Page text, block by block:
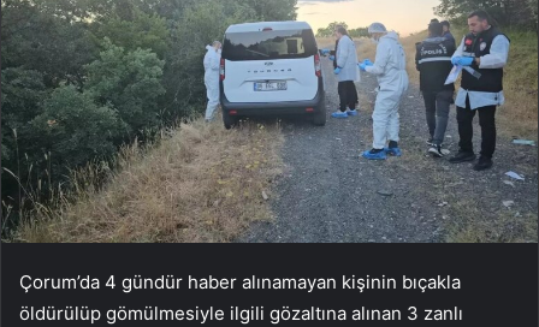
Çorum’da 4 gündür haber alınamayan kişinin bıçakla
öldürülüp gömülmesiyle ilgili gözaltına alınan 3 zanlı